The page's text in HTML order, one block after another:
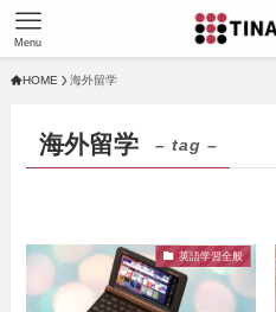
Menu
HOME 海外留学
海外留学 – tag –
英語学習全般